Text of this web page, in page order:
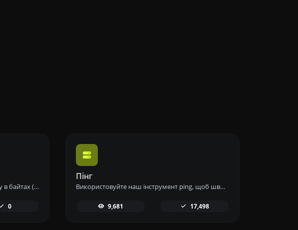
Розрахуйте розмір будь-якого тексту в байтах (B), кілобайтах (KB) або мегабайтах (MB) за допомогою нашого інструменту для обчислення розміру тексту.
0
Пінг
Використовуйте наш інструмент ping, щоб швидко та ефективно перевірити статус і час відгуку будь-якого вебсайту, сервера або порту.
9,681 17,498